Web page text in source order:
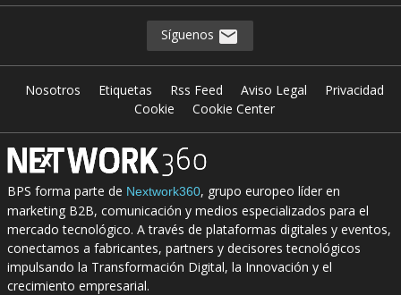
Síguenos
Nosotros Etiquetas Rss Feed Aviso Legal
Privacidad
Cookie
Cookie Center
BPS forma parte de Nextwork360, grupo europeo líder en
marketing B2B, comunicación y medios especializados para el
mercado tecnológico. A través de plataformas digitales y eventos,
conectamos a fabricantes, partners y decisores tecnológicos
impulsando la Transformación Digital, la Innovación y el
crecimiento empresarial.